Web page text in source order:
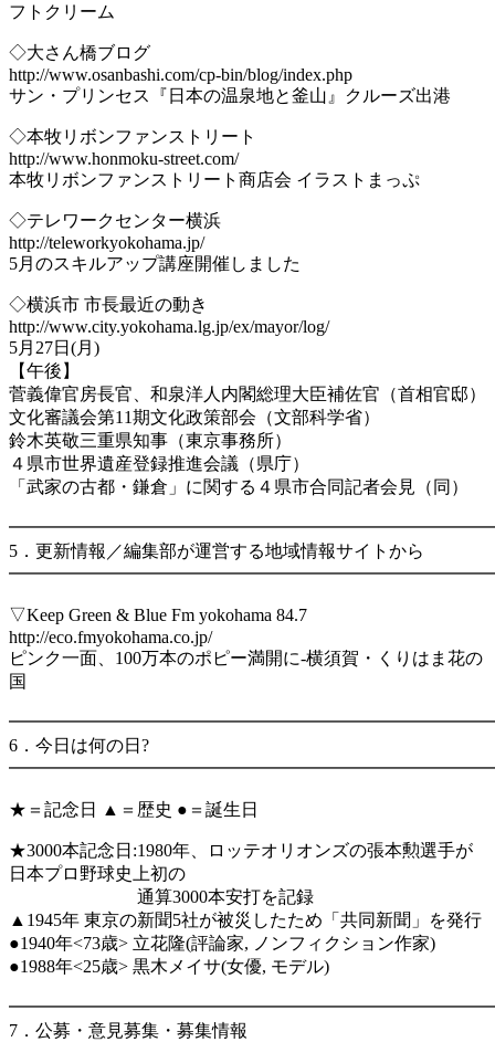
フトクリーム
◇大さん橋ブログ
http://www.osanbashi.com/cp-bin/blog/index.php
サン・プリンセス『日本の温泉地と釜山』クルーズ出港
◇本牧リボンファンストリート
http://www.honmoku-street.com/
本牧リボンファンストリート商店会 イラストまっぷ
◇テレワークセンター横浜
http://teleworkyokohama.jp/
5月のスキルアップ講座開催しました
◇横浜市 市長最近の動き
http://www.city.yokohama.lg.jp/ex/mayor/log/
5月27日(月)
【午後】
菅義偉官房長官、和泉洋人内閣総理大臣補佐官（首相官邸）
文化審議会第11期文化政策部会（文部科学省）
鈴木英敬三重県知事（東京事務所）
４県市世界遺産登録推進会議（県庁）
「武家の古都・鎌倉」に関する４県市合同記者会見（同）
5．更新情報／編集部が運営する地域情報サイトから
▽Keep Green & Blue Fm yokohama 84.7
http://eco.fmyokohama.co.jp/
ピンク一面、100万本のポピー満開に-横須賀・くりはま花の
国
6．今日は何の日?
★＝記念日 ▲＝歴史 ●＝誕生日
★3000本記念日:1980年、ロッテオリオンズの張本勲選手が
日本プロ野球史上初の
通算3000本安打を記録
▲1945年 東京の新聞5社が被災したため「共同新聞」を発行
●1940年<73歳> 立花隆(評論家, ノンフィクション作家)
●1988年<25歳> 黒木メイサ(女優, モデル)
7．公募・意見募集・募集情報